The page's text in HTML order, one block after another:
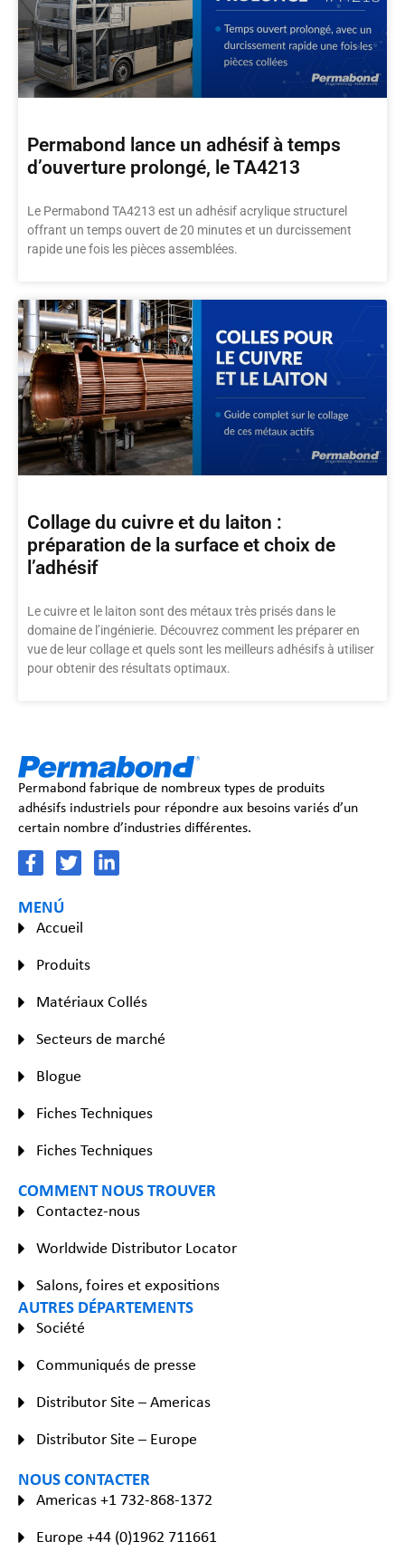
Permabond lance un adhésif à temps
d’ouverture prolongé, le TA4213
Le Permabond TA4213 est un adhésif acrylique structurel
offrant un temps ouvert de 20 minutes et un durcissement
rapide une fois les pièces assemblées.
Collage du cuivre et du laiton :
préparation de la surface et choix de
l’adhésif
Le cuivre et le laiton sont des métaux très prisés dans le
domaine de l’ingénierie. Découvrez comment les préparer en
vue de leur collage et quels sont les meilleurs adhésifs à utiliser
pour obtenir des résultats optimaux.
Permabond fabrique de nombreux types de produits
adhésifs industriels pour répondre aux besoins variés d’un
certain nombre d’industries différentes.
MENÚ
Accueil
Produits
Matériaux Collés
Secteurs de marché
Blogue
Fiches Techniques
Fiches Techniques
COMMENT NOUS TROUVER
Contactez-nous
Worldwide Distributor Locator
Salons, foires et expositions
AUTRES DÉPARTEMENTS
Société
Communiqués de presse
Distributor Site – Americas
Distributor Site – Europe
NOUS CONTACTER
Americas +1 732-868-1372
Europe +44 (0)1962 711661